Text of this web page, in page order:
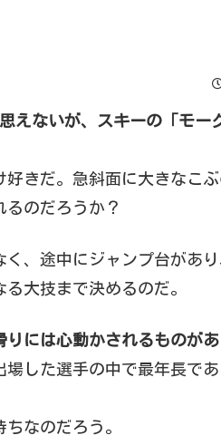
えないが、スキーの「モー
きだ。急斜面に大きなこ
のだろうか？
、途中にジャンプ台があ
大技まで決めるのだ。
には心動かされるものがあ
した選手の中で最年長であ
なのだろう。